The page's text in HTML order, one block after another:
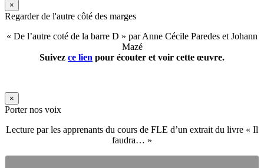
×
Regarder de l'autre côté des marges
« De l’autre coté de la barre D » par Anne Cécile Paredes et Johann
Mazé
Suivez ce lien pour écouter et voir cette œuvre.
×
Porter nos voix
Lecture par les apprenants du cours de FLE d’un extrait du livre « Il
faudra… »